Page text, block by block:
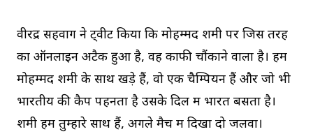
वीरेंद्र सहवाग ने ट्वीट किया कि मोहम्मद शमी पर जिस तरह
का ऑनलाइन अटैक हुआ है, वह काफी चौंकाने वाला है। हम
मोहम्मद शमी के साथ खड़े हैं, वो एक चैम्पियन हैं और जो भी
भारतीय की कैप पहनता है उसके दिल में भारत बसता है।
शमी हम तुम्हारे साथ हैं, अगले मैच में दिखा दो जलवा।